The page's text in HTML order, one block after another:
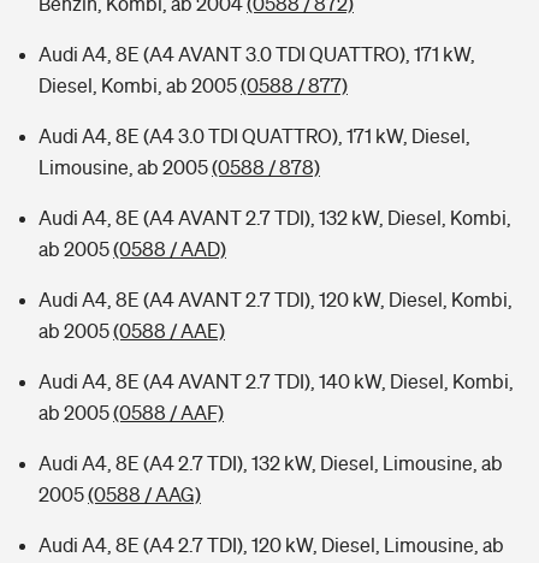
Audi A4, 8E (A4 AVANT 3.0 TDI QUATTRO), 171 kW,
Diesel, Kombi, ab 2005(0588 / 877)
Audi A4, 8E (A4 3.0 TDI QUATTRO), 171 kW, Diesel,
Limousine, ab 2005(0588 / 878)
Audi A4, 8E (A4 AVANT 2.7 TDI), 132 kW, Diesel, Kombi,
ab 2005(0588 / AAD)
Audi A4, 8E (A4 AVANT 2.7 TDI), 120 kW, Diesel, Kombi,
ab 2005(0588 / AAE)
Audi A4, 8E (A4 AVANT 2.7 TDI), 140 kW, Diesel, Kombi,
ab 2005(0588 / AAF)
Audi A4, 8E (A4 2.7 TDI), 132 kW, Diesel, Limousine, ab
2005(0588 / AAG)
Audi A4, 8E (A4 2.7 TDI), 120 kW, Diesel, Limousine, ab